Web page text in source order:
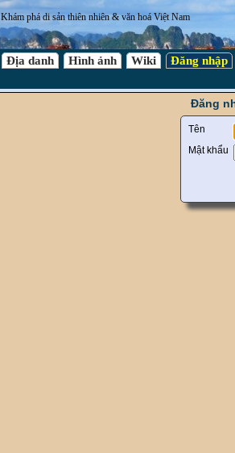
Khám phá di sản thiên nhiên & văn hoá Việt Nam
Địa danh Hình ảnh Wiki Đăng nhập
Đăng
Tên
Mật khẩu